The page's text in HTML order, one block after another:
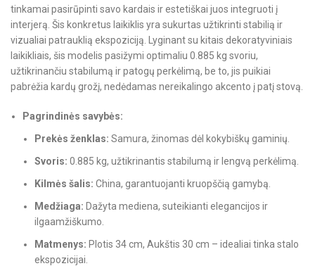
tinkamai pasirūpinti savo kardais ir estetiškai juos integruoti į
interjerą. Šis konkretus laikiklis yra sukurtas užtikrinti stabilią ir
vizualiai patrauklią ekspoziciją. Lyginant su kitais dekoratyviniais
laikikliais, šis modelis pasižymi optimaliu 0.885 kg svoriu,
užtikrinančiu stabilumą ir patogų perkėlimą, be to, jis puikiai
pabrėžia kardų grožį, nedėdamas nereikalingo akcento į patį stovą.
Pagrindinės savybės:
Prekės ženklas: Samura, žinomas dėl kokybiškų gaminių.
Svoris: 0.885 kg, užtikrinantis stabilumą ir lengvą perkėlimą.
Kilmės šalis: China, garantuojanti kruopščią gamybą.
Medžiaga: Dažyta mediena, suteikianti elegancijos ir
ilgaamžiškumo.
Matmenys: Plotis 34 cm, Aukštis 30 cm – idealiai tinka stalo
ekspozicijai.